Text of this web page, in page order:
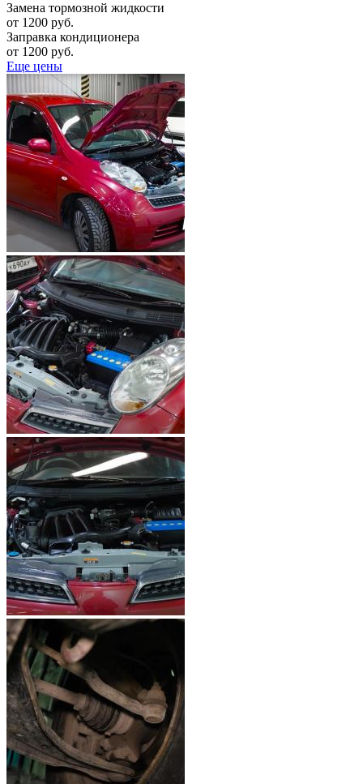
Замена тормозной жидкости
от 1200 руб.
Заправка кондиционера
от 1200 руб.
Еще цены